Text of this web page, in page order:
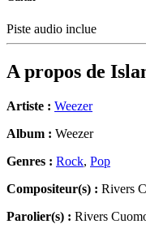
Piste audio inclue
A propos de
Artiste : Weezer
Album : Weezer
Genres : Rock, Pop
Compositeur(s) : Rivers
Parolier(s) : Rivers